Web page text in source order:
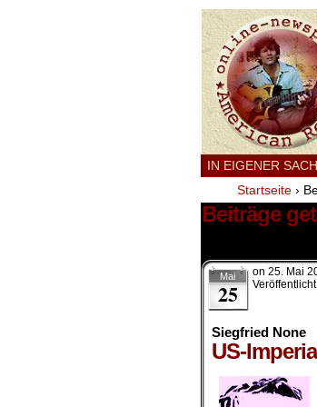
IN EIGENER
Startseite ›
Beiträge
Mai
25
on 25. Mai
Siegfried None
US-